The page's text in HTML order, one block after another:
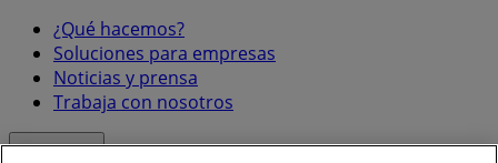
¿Qué hacemos?
Soluciones para empresas
Noticias y prensa
Trabaja con nosotros